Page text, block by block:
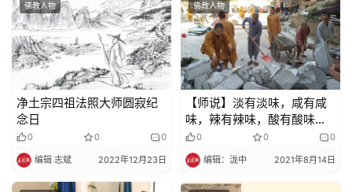
佛教人物
净土宗四祖法照大师圆寂纪
念日
0 0 0
编辑 志斌 2022年12月23日
佛教人物
【师说】淡有淡味，咸有咸
味，辣有辣味，酸有酸味，
如有禅心，都是好味
0 0 0
编辑：泷中 2021年8月14日